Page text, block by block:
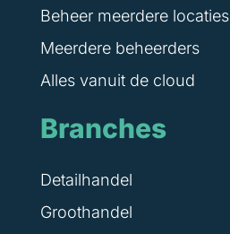
Beheer meerdere locaties
Meerdere beheerders
Alles vanuit de cloud
Branches
Detailhandel
Groothandel